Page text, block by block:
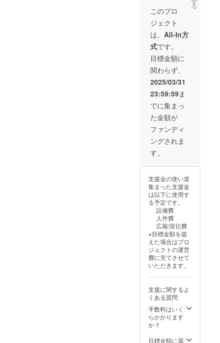
とともに就
職活動を再
開しました
が、対人関
係の壁や業
務とのミス
マッチから
長期勤務に
は至らず、
生活の安定
を模索する
中で、自己
研鑽として
パソコン教
ペシャリス
ト（Word・
Excel
2003）資格
を取得しま
した。
これをきっ
かけに、個
人事業主と
してパソコ
ン教室を開
業。その
後、「ウォ
す。 ※支援を終
え社会に復帰さ
れた時、皆様と
ともに社会をさ
せていかれるこ
とが、最大のリ
ターンになりま
すように希望を
込めて
る
このプロ
ジェクト
は、 All-In方
式です。
目標金額に
関わらず、
2025/03/31
23:59:59ま
でに集まっ
た金額が
ファンディ
ングされま
す。
支援金の使い道
集まった支援金
は以下に使用す
る予定です。
設備費
人件費
広報/宣伝費
※目標金額を超
えた場合はプロ
ジェクトの運営
費に充てさせて
いただきます。
支援に関するよ
くある質問
手数料はいく
らかかります
か？
目標金額に届